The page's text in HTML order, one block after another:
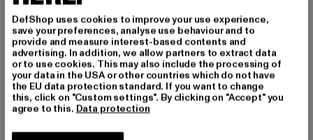
CLOUD5IVE
Longform Musselin Turn-Up
EUR 22,95
Derzeitiger Preis: EUR 22,95
EUR 27,99Aktionspreis: EUR 27,99
BRANDIT
M65 Ladies Trouser
DefShop uses cookies to improve your use experience,
save your preferences, analyse use behaviour and to
provide and measure interest-based contents and
advertising. In addition, we allow partners to extract data
or to use cookies. This may also include the processing of
your data in the USA or other countries which do not have
the EU data protection standard. If you want to change
this, click on "Custom settings". By clicking on "Accept" you
agree to this. Data protection